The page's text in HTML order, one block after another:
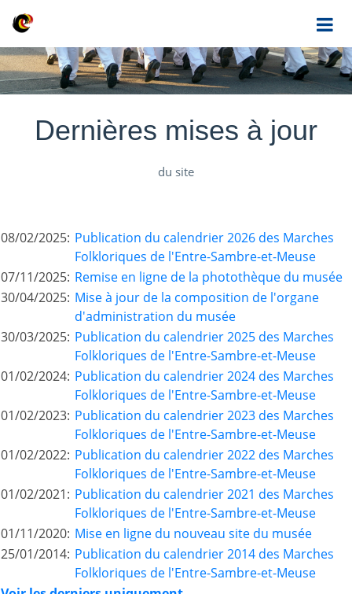
Dernières mises à jour
du site
08/02/2025: Publication du calendrier 2026 des Marches
Folkloriques de l'Entre-Sambre-et-Meuse
07/11/2025: Remise en ligne de la photothèque du musée
30/04/2025: Mise à jour de la composition de l'organe
d'administration du musée
30/03/2025: Publication du calendrier 2025 des Marches
Folkloriques de l'Entre-Sambre-et-Meuse
01/02/2024: Publication du calendrier 2024 des Marches
Folkloriques de l'Entre-Sambre-et-Meuse
01/02/2023: Publication du calendrier 2023 des Marches
Folkloriques de l'Entre-Sambre-et-Meuse
01/02/2022: Publication du calendrier 2022 des Marches
Folkloriques de l'Entre-Sambre-et-Meuse
01/02/2021: Publication du calendrier 2021 des Marches
Folkloriques de l'Entre-Sambre-et-Meuse
01/11/2020: Mise en ligne du nouveau site du musée
25/01/2014: Publication du calendrier 2014 des Marches
Folkloriques de l'Entre-Sambre-et-Meuse